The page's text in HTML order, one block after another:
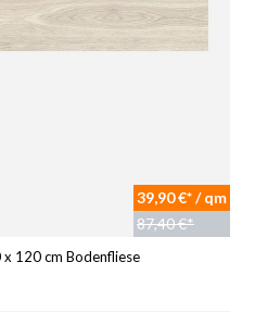
39,90 €* / qm
87,40 €*
120 cm Bodenfliese